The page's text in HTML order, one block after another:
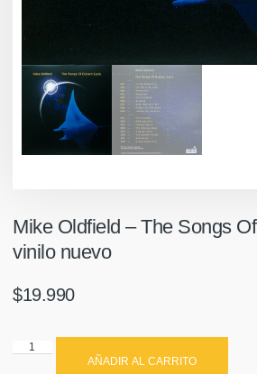
Mike Oldfield ‎– The Songs
vinilo nuevo
$19.990
AÑADIR AL CARRITO